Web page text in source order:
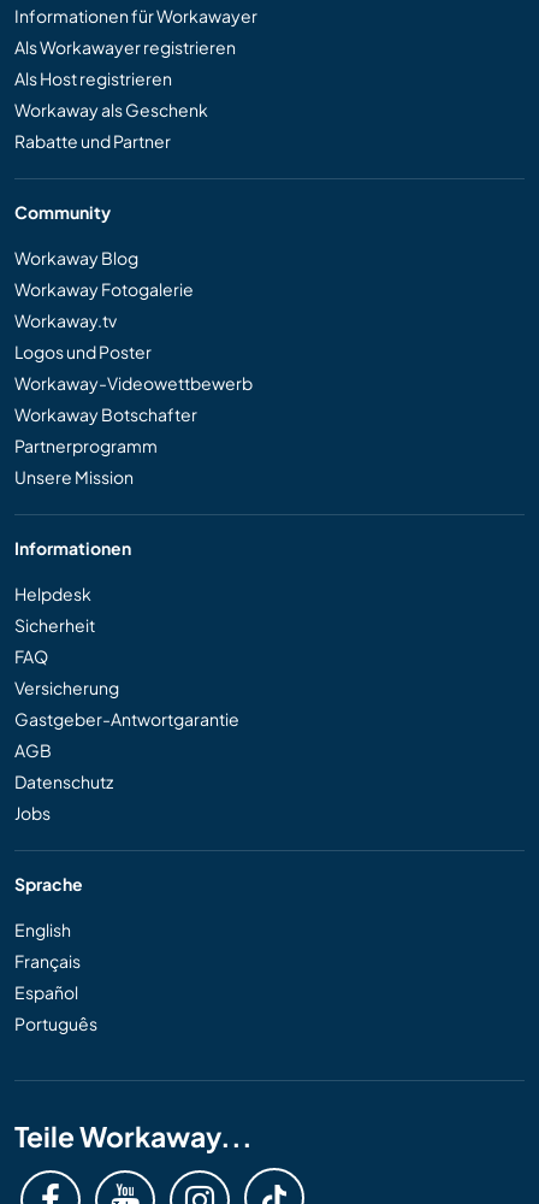
Informationen für Workawayer
Als Workawayer registrieren
Als Host registrieren
Workaway als Geschenk
Rabatte und Partner
Community
Workaway Blog
Workaway Fotogalerie
Workaway.tv
Logos und Poster
Workaway-Videowettbewerb
Workaway Botschafter
Partnerprogramm
Unsere Mission
Informationen
Helpdesk
Sicherheit
FAQ
Versicherung
Gastgeber-Antwortgarantie
AGB
Datenschutz
Jobs
Sprache
English
Français
Español
Português
Teile Workaway...